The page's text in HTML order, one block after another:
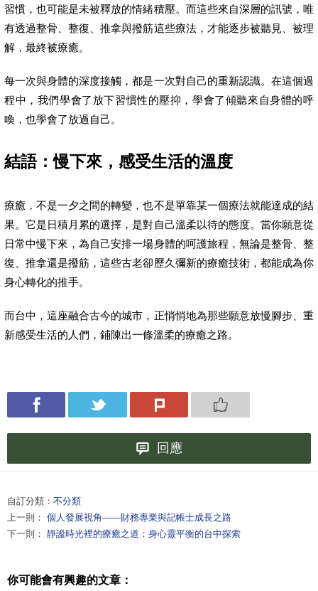
習慣，也可能是未被釋放的情緒積壓。而這些來自深層的訊號，唯
有透過整骨、整復、推拿與撥筋這些療法，才能逐步被聽見、被理
解，最終被療癒。
每一次與身體的深度接觸，都是一次對自己的重新認識。在這個過
程中，我們學會了放下習慣性的壓抑，學會了傾聽來自身體的呼
喚，也學會了放過自己。
結語：慢下來，感受生活的溫度
療癒，不是一夕之間的轉變，也不是單靠某一個療法就能達成的結
果。它是日積月累的選擇，是對自己溫柔以待的態度。當你願意從
日常中慢下來，為自己安排一場身體的呵護旅程，無論是整骨、整
復、推拿還是撥筋，這些古老卻歷久彌新的療癒技術，都能成為你
身心轉化的推手。
而台中，這座融合古今的城市，正悄悄地為那些願意放慢腳步、重
新感受生活的人們，鋪陳出一條溫柔的療癒之路。
回應
自訂分類： 不分類
上一則： 個人發展視角——財務專業與記帳士成長之路
下一則： 靜謐時光裡的療癒之道：身心靈平衡的台中探索
你可能會有興趣的文章：